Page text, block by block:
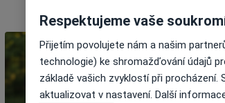
Respektujeme vaše
Přijetím povolujete nám a našim
technologie) ke shromažďování údajů
základě vašich zvyklostí při
aktualizovat v nastavení. Další